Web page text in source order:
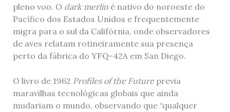
pleno voo. O dark merliné nativo do noroeste do
Pacífico dos Estados Unidos e frequentemente
migra para o sul da Califórnia, onde observadores
de aves relatam rotineiramente sua presença
perto da fábrica do YFQ-42A em San Diego.
O livro de 1962 Profiles of the Futureprevia
maravilhas tecnológicas globais que ainda
mudariam o mundo, observando que “qualquer